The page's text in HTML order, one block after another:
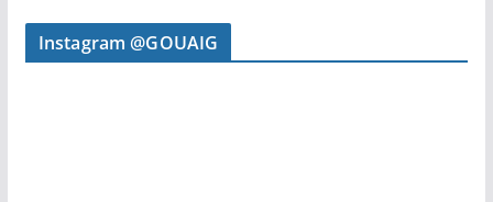
Instagram @GOUAIG